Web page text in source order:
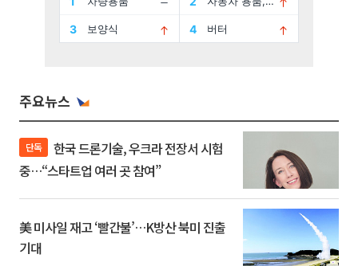
주요뉴스
단독
중…“스타트업 여러 곳 참여”
美 미사일 재고 ‘빨간불’…K방산 북미 진출
기대